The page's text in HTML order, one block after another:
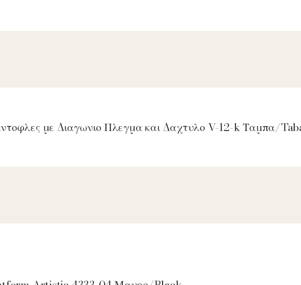
με Διαγωνιο Πλεγμα και Δαχτυλο V-12-k Ταμπα/